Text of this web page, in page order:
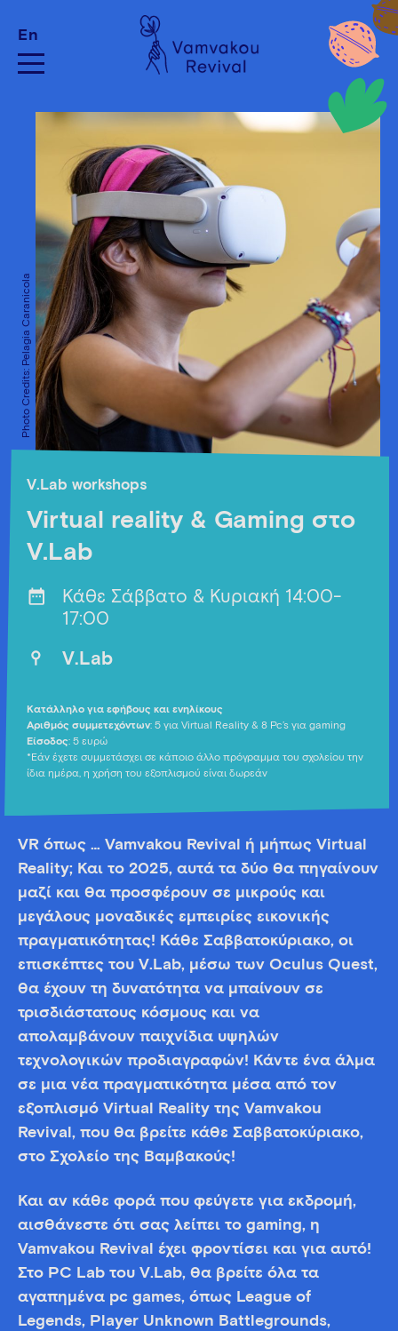
En
Photo Credits: Pelagia Caranicola
V.Lab workshops
Virtual reality & Gaming στο
V.Lab
Κάθε Σάββατο & Κυριακή 14:00-
17:00
V.Lab
Κατάλληλο για εφήβους και ενηλίκους
Αριθμός συμμετεχόντων: 5 για Virtual Reality & 8 Pc’s για gaming
Είσοδος: 5 ευρώ
*Εάν έχετε συμμετάσχει σε κάποιο άλλο πρόγραμμα του σχολείου την
ίδια ημέρα, η χρήση του εξοπλισμού είναι δωρεάν
VR όπως … Vamvakou Revival ή μήπως Virtual
Reality; Και το 2025, αυτά τα δύο θα πηγαίνουν
μαζί και θα προσφέρουν σε μικρούς και
μεγάλους μοναδικές εμπειρίες εικονικής
πραγματικότητας! Κάθε Σαββατοκύριακο, οι
επισκέπτες του V.Lab, μέσω των Oculus Quest,
θα έχουν τη δυνατότητα να μπαίνουν σε
τρισδιάστατους κόσμους και να
απολαμβάνουν παιχνίδια υψηλών
τεχνολογικών προδιαγραφών! Κάντε ένα άλμα
σε μια νέα πραγματικότητα μέσα από τον
εξοπλισμό Virtual Reality της Vamvakou
Revival, που θα βρείτε κάθε Σαββατοκύριακο,
στο Σχολείο της Βαμβακούς!
Και αν κάθε φορά που φεύγετε για εκδρομή,
αισθάνεστε ότι σας λείπει το gaming, η
Vamvakou Revival έχει φροντίσει και για αυτό!
Στο PC Lab του V.Lab, θα βρείτε όλα τα
αγαπημένα pc games, όπως League of
Legends, Player Unknown Battlegrounds,